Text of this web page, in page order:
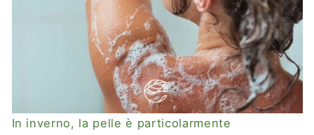
In inverno, la pelle è particolarmente